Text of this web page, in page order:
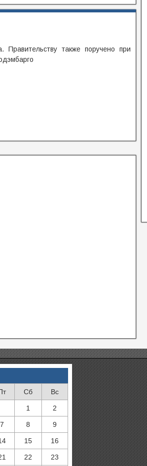
также поручено при
Сб Вс
1 2
7 8 9
15 16
22 23